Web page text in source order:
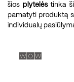
šios plytelėstinka
pamatyti produktą
individualų